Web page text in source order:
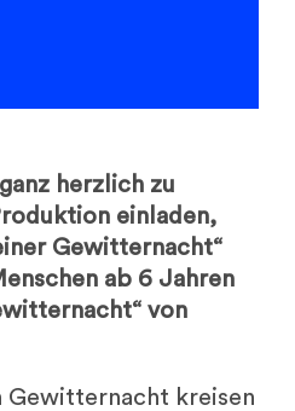
herzlich zu
einladen,
Gewitternacht“
ab 6 Jahren
von
Gewitternacht kreisen